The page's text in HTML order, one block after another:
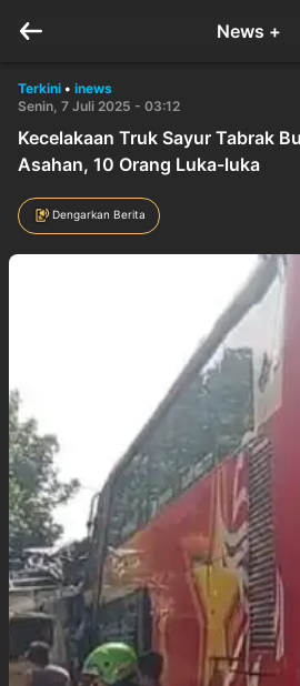
News +
Terkini • inews
Senin, 7 Juli 2025 - 03:12
Kecelakaan Truk Sayur Tabrak
Asahan, 10 Orang Luka-luka
Dengarkan Berita